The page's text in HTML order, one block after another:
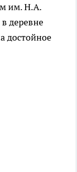
им. Н.А.
деревне
достойное